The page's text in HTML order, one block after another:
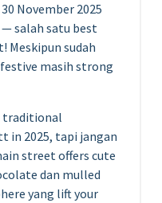
November 2025
salah satu best
Meskipun sudah
masih strong
traditional
in 2025, tapi jangan
street offers cute
dan mulled
yang lift your